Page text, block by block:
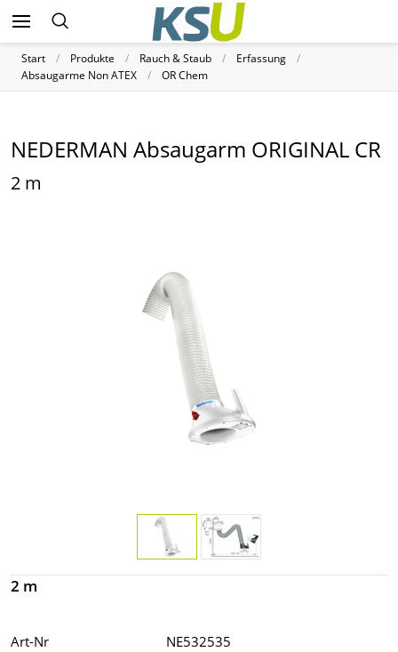
Start Produkte Rauch & Staub
Erfassung
Absaugarme Non ATEX
OR Chem
NEDERMAN Absaugarm ORIGINAL CR
2 m
2 m
Art-Nr NE532535